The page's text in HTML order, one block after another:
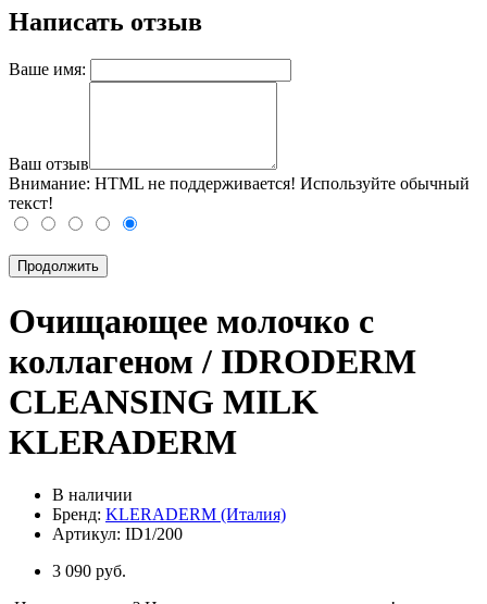
Написать отзыв
Ваше имя:
Ваш отзыв
Внимание: HTML не поддерживается! Используйте обычный
текст!
Продолжить
Очищающее молочко с
коллагеном / IDRODERM
CLEANSING MILK
KLERADERM
В наличии
Бренд: KLERADERM (Италия)
Артикул: ID1/200
3 090 руб.